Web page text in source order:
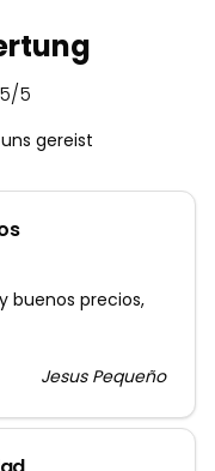
/5
gereist
buenos precios,
Jesus Pequeño